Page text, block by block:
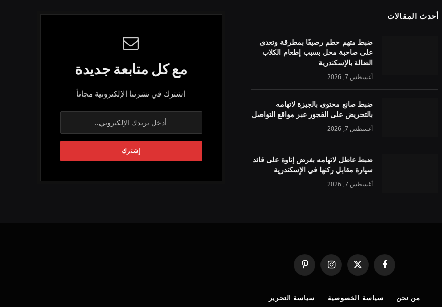
أحدث المقالات
ضبط متهم حطم رصيفًا بمطرقة وتعدى
على صاحبة محل بسبب إطعام الكلاب
الضالة بالإسكندرية
أغسطس 7, 2026
ضبط صانع محتوى بالجيزة لاتهامه
بالتحريض على الفجور عبر مواقع التواصل
أغسطس 7, 2026
ضبط عاطل لاتهامه بفرض إتاوة على قائد
سيارة مقابل ركنها في الإسكندرية
أغسطس 7, 2026
مع كل متابعة جديدة
اشترك في نشرتنا الإلكترونية مجاناً
فيسبوك
X
(Twitter)
الانستغرامبينتيريست
من نحن سياسة الخصوصية سياسة التحرير